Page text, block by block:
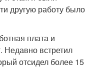
другую работу было
плата и
Недавно встретил
отсидел более 15